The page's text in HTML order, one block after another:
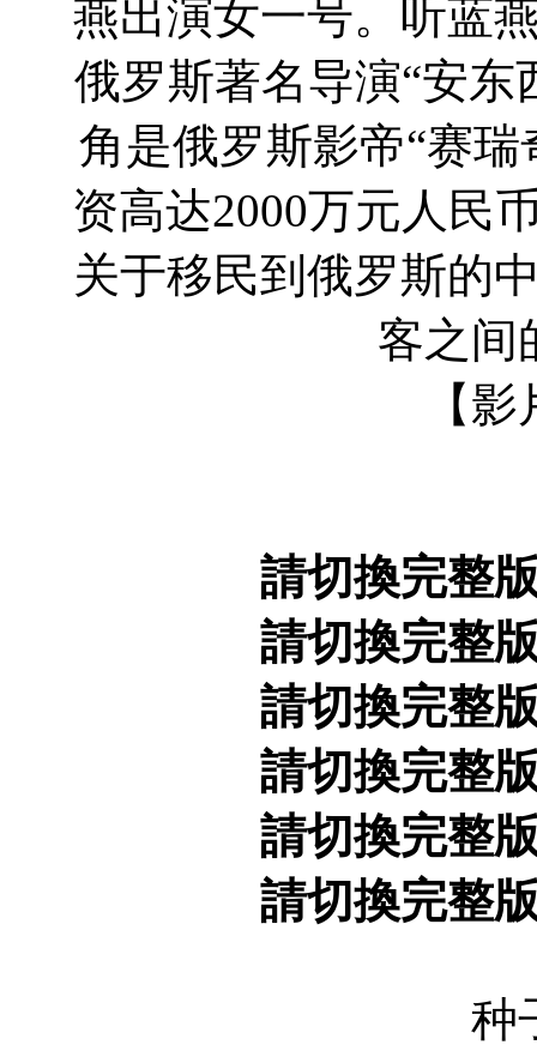
燕出演女一号。听蓝
俄罗斯著名导演“安东
角是俄罗斯影帝“赛瑞
资高达2000万元人民
关于移民到俄罗斯的
客之间
【
請切換完整
請切換完整
請切換完整
請切換完整
請切換完整
請切換完整
种